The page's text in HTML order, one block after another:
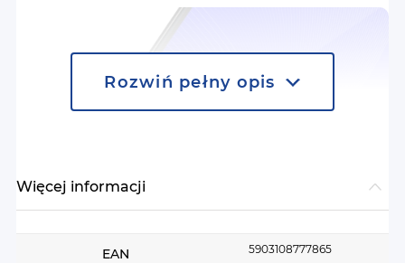
Rozwiń pełny opis
Więcej informacji
EAN 5903108777865